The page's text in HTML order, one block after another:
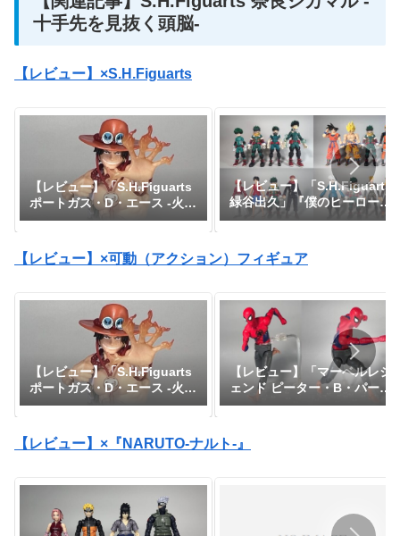
十手先を見抜く頭脳-
【レビュー】×S.H.Figuarts
【レビュー】「S.H.Figuarts
ポートガス・D・エース -火
拳-」『ワンピース』
【レビュー】「S.H.Figuarts
緑谷出久」『僕のヒーローア
カデミア』
【レビュー】×可動（アクション）フィギュア
【レビュー】「S.H.Figuarts
ポートガス・D・エース -火
拳-」『ワンピース』
【レビュー】「マーベルレジ
ェンド ピーター・B・パーカ
ー」『スパイダーマン：アク
【レビュー】×『NARUTO-ナルト-』